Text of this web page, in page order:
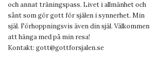
och annat träningspass. Livet i allmänhet och
sånt som gör gott för själen i synnerhet. Min
själ. Förhoppningsvis även din själ. Välkommen
att hänga med på min resa!
Kontakt: gott@gottforsjalen.se